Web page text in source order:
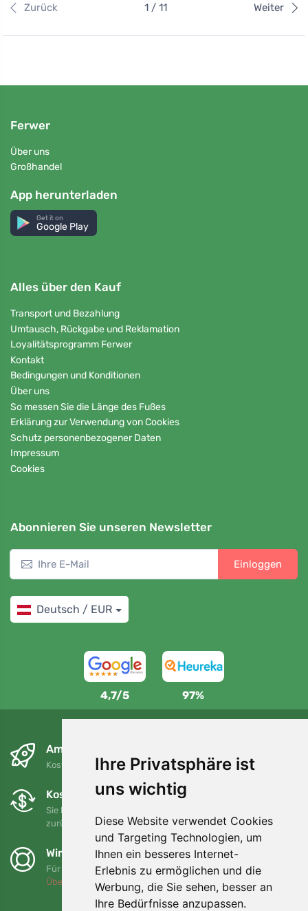
Ihre Privatsphäre ist
uns wichtig
Diese Website verwendet Cookies
und Targeting Technologien, um
Ihnen ein besseres Internet-
Erlebnis zu ermöglichen und die
Werbung, die Sie sehen, besser an
Ihre Bedürfnisse anzupassen.
Zurück 1 / 11 Weiter
Ferwer
Über uns
Großhandel
App herunterladen
Get it on
Google Play
Alles über den Kauf
Transport und Bezahlung
Umtausch, Rückgabe und Reklamation
Loyalitätsprogramm Ferwer
Kontakt
Bedingungen und Konditionen
Über uns
So messen Sie die Länge des Fußes
Erklärung zur Verwendung von Cookies
Schutz personenbezogener Daten
Impressum
Cookies
Abonnieren Sie unseren Newsletter
Einloggen
Deutsch / EUR
4,7/5 97%
Am nächsten Tag und kostenlos
Kostenloser Versand für Bestellungen über 80 EUR
Kostenloser Umtausch und Rückgabe
Sie können Ihre Bestellung jederzeit innerhalb von 90 Tagen
zurückgeben oder umtauschen.
Wir unterstützen Trees.org
Für jede Bestellung pflanzen wir einen Baum! Mehr lesen
Über uns